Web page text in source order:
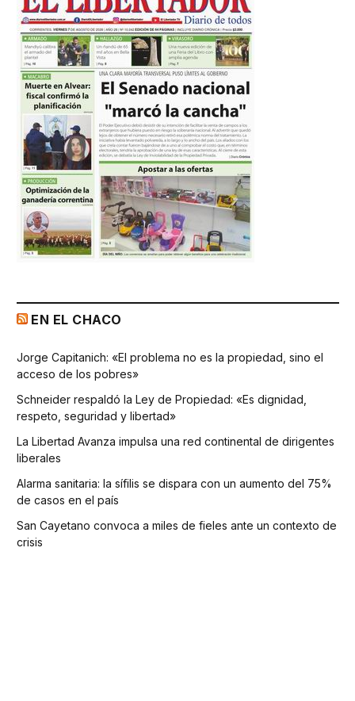
EN EL CHACO
Jorge Capitanich: «El problema no es la propiedad, sino el
acceso de los pobres»
Schneider respaldó la Ley de Propiedad: «Es dignidad,
respeto, seguridad y libertad»
La Libertad Avanza impulsa una red continental de dirigentes
liberales
Alarma sanitaria: la sífilis se dispara con un aumento del 75%
de casos en el país
San Cayetano convoca a miles de fieles ante un contexto de
crisis